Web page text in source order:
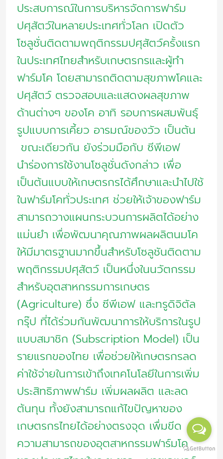
ประสบการณ์ในการบริหารจัดการฟาร์ม
ปศุสัตว์ในหลายประเทศทั่วโลก เปิดตัว
โซลูชั่นติดตามพฤติกรรมปศุสัตว์ครั้งแรก
ในประเทศไทยสำหรับเกษตรกรและผู้ทำ
ฟาร์มโค โดยสามารถติดตามสุขภาพโคและ
ปศุสัตว์ ตรวจสอบและแสดงผลสุขภาพ
ด้านต่างๆ ของโค อาทิ รอบการผสมพันธุ์
รูปแบบการเคี้ยว อารมณ์ของวัว เป็นต้น
ขณะเดียวกัน ยังร่วมมือกับ ซีพีเอฟ
นำร่องการใช้งานโซลูชั่นดังกล่าว เพื่อ
เป็นต้นแบบให้เกษตรกรได้ศึกษาและนำไปใช้
ในฟาร์มโคทั่วประเทศ ช่วยให้เจ้าของฟาร์ม
สามารถวางแผนกระบวนการผลิตได้อย่าง
แม่นยํา เพื่อพัฒนาคุณภาพผลผลิตนมโค
ให้มีมาตรฐานมากขึ้นสำหรับโซลูชันติดตาม
พฤติกรรมปศุสัตว์ เป็นหนึ่งในนวัตกรรม
สำหรับอุตสาหกรรมการเกษตร
(Agriculture) ซึ่ง ซีพีเอฟ และทรูดิจิตัล
กรุ๊ป ที่ได้ร่วมกันพัฒนาการให้บริการในรูป
แบบสมาชิก (Subscription Model) เป็น
รายแรกของไทย เพื่อช่วยให้เกษตรกรลด
ค่าใช้จ่ายในการเข้าถึงเทคโนโลยีในการเพิ่ม
ประสิทธิภาพฟาร์ม เพิ่มผลผลิต และลด
ต้นทุน ทั้งยังสามารถแก้ไขปัญหาของ
เกษตรกรไทยได้อย่างตรงจุด เพื่มขีด
ความสามารถของอุตสาหกรรมฟาร์มโค